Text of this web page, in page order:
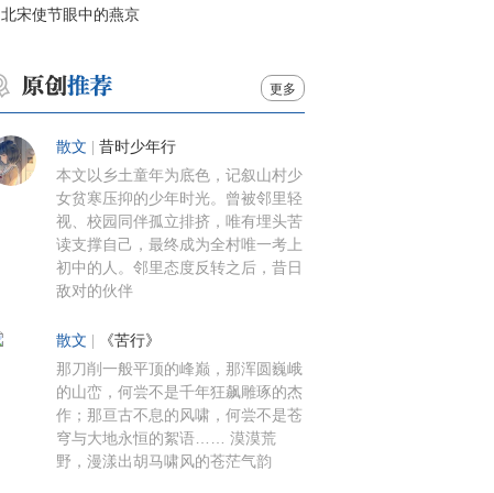
北宋使节眼中的燕京
更多
散文 昔时少年行
本文以乡土童年为底色，记叙山村少
女贫寒压抑的少年时光。曾被邻里轻
视、校园同伴孤立排挤，唯有埋头苦
读支撑自己，最终成为全村唯一考上
初中的人。邻里态度反转之后，昔日
敌对的伙伴
散文 《苦行》
那刀削一般平顶的峰巅，那浑圆巍峨
的山峦，何尝不是千年狂飙雕琢的杰
作；那亘古不息的风啸，何尝不是苍
穹与大地永恒的絮语…… 漠漠荒
野，漫漾出胡马啸风的苍茫气韵